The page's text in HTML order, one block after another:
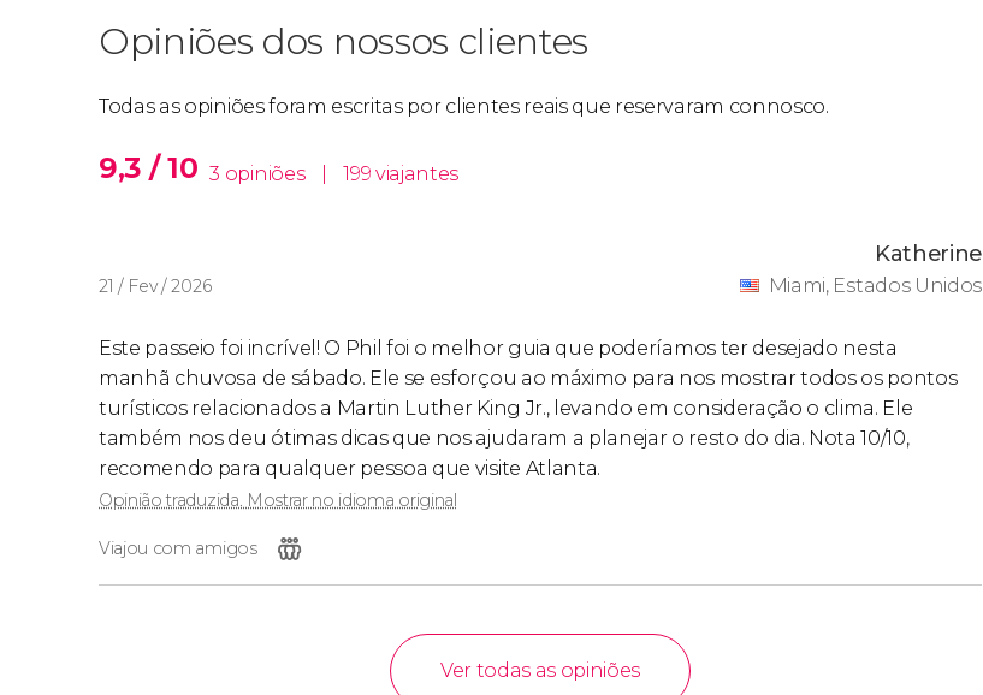
Opiniões dos nossos clientes
Todas as opiniões foram escritas por clientes reais que reservaram connosco.
9,3 / 10 3 opiniões 199 viajantes
21 / Fev / 2026
Katherine
Miami, Estados Unidos
Este passeio foi incrível! O Phil foi o melhor guia que poderíamos ter desejado nesta
manhã chuvosa de sábado. Ele se esforçou ao máximo para nos mostrar todos os pontos
turísticos relacionados a Martin Luther King Jr., levando em consideração o clima. Ele
também nos deu ótimas dicas que nos ajudaram a planejar o resto do dia. Nota 10/10,
recomendo para qualquer pessoa que visite Atlanta.
Opinião traduzida. Mostrar no idioma original
Viajou com amigos
Ver todas as opiniões